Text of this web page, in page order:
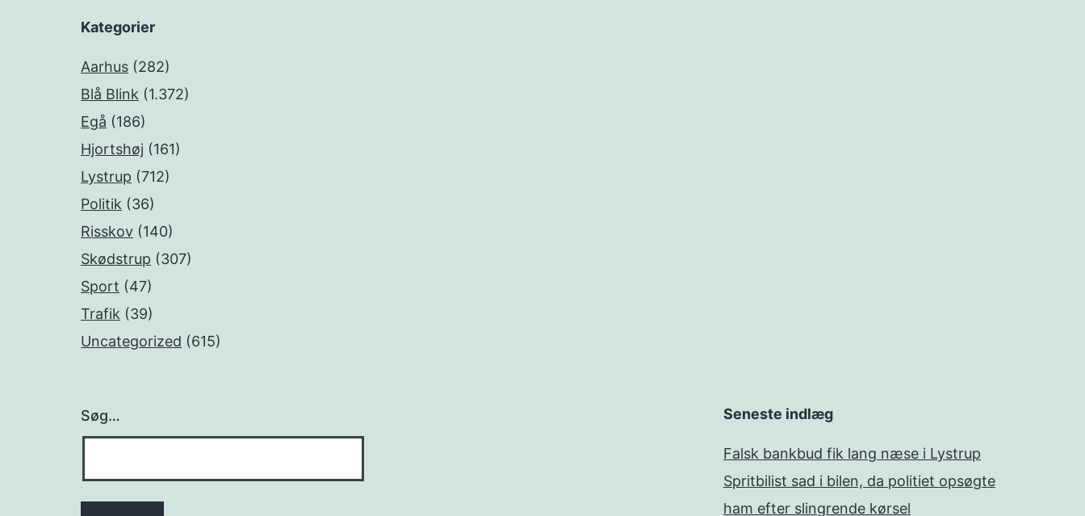
Kategorier
Aarhus (282)
Blå Blink (1.372)
Egå (186)
Hjortshøj (161)
Lystrup (712)
Politik (36)
Risskov (140)
Skødstrup (307)
Sport (47)
Trafik (39)
Uncategorized (615)
Søg… Seneste indlæg
Falsk bankbud fik lang næse i Lystrup
Spritbilist sad i bilen, da politiet opsøgte
ham efter slingrende kørsel